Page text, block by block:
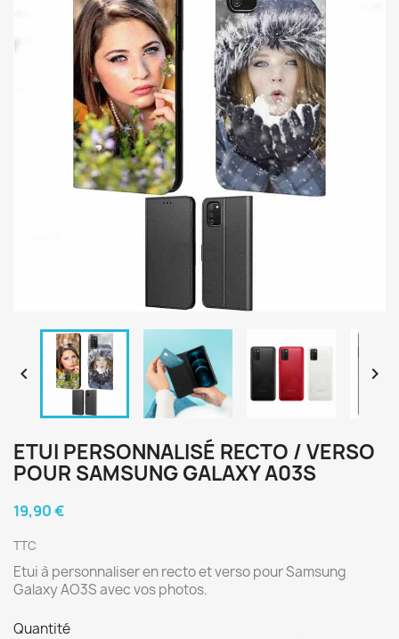
 
ETUI PERSONNALISÉ RECTO / VERSO
POUR SAMSUNG GALAXY A03S
19,90 €
TTC
Etui à personnaliser en recto et verso pour Samsung
Galaxy AO3S avec vos photos.
Quantité